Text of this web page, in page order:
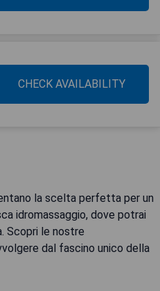
CHECK AVAILABILITY
la scelta perfetta per un
idromassaggio, dove potrai
Scopri le nostre
dal fascino unico della